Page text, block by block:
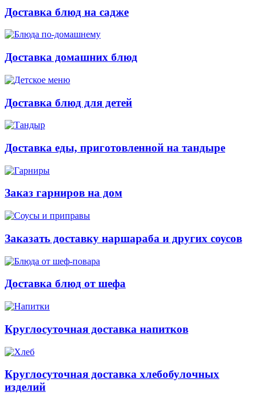
Доставка блюд на садже
Доставка домашних блюд
Доставка блюд для детей
Доставка еды, приготовленной на тандыре
Заказ гарниров на дом
Заказать доставку наршараба и других соусов
Доставка блюд от шефа
Круглосуточная доставка напитков
Круглосуточная доставка хлебобулочных
изделий